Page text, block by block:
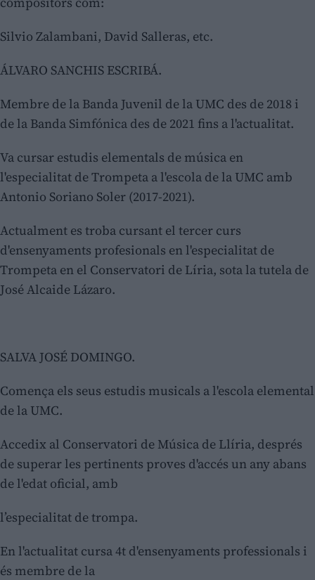
Silvio Zalambani, David Salleras, etc.
ÁLVARO SANCHIS ESCRIBÁ.
Membre de la Banda Juvenil de la UMC des de 2018 i
de la Banda Simfónica des de 2021 fins a l'actualitat.
Va cursar estudis elementals de música en
l'especialitat de Trompeta a l'escola de la UMC amb
Antonio Soriano Soler (2017-2021).
Actualment es troba cursant el tercer curs
d'ensenyaments profesionals en l'especialitat de
Trompeta en el Conservatori de Líria, sota la tutela de
José Alcaide Lázaro.
SALVA JOSÉ DOMINGO.
Comença els seus estudis musicals a l'escola elemental
de la UMC.
Accedix al Conservatori de Música de Llíria, després
de superar les pertinents proves d'accés un any abans
de l'edat oficial, amb
l’especialitat de trompa.
En l'actualitat cursa 4t d'ensenyaments professionals i
és membre de la